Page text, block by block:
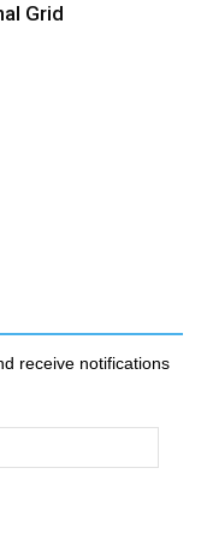
Grid
receive notifications